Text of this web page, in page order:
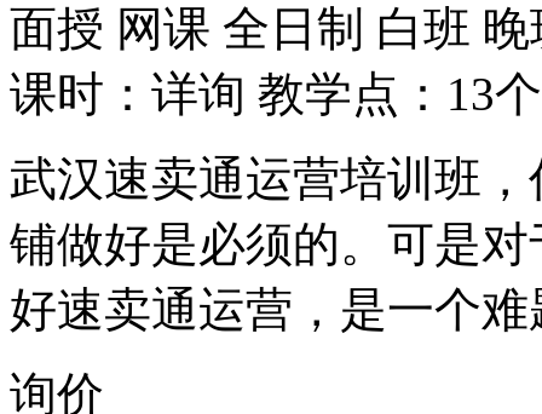
面授 网课 全日制 白班 晚
课时：详询 教学点：13个
武汉速卖通运营培训班
铺做好是必须的。可是
好速卖通运营，是一个难
询价